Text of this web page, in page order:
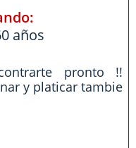
años
pronto !!
y platicar tambie